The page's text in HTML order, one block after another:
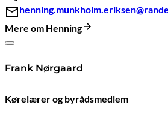
Mere om Henning
Frank Nørgaard
Kørelærer og byrådsmedlem